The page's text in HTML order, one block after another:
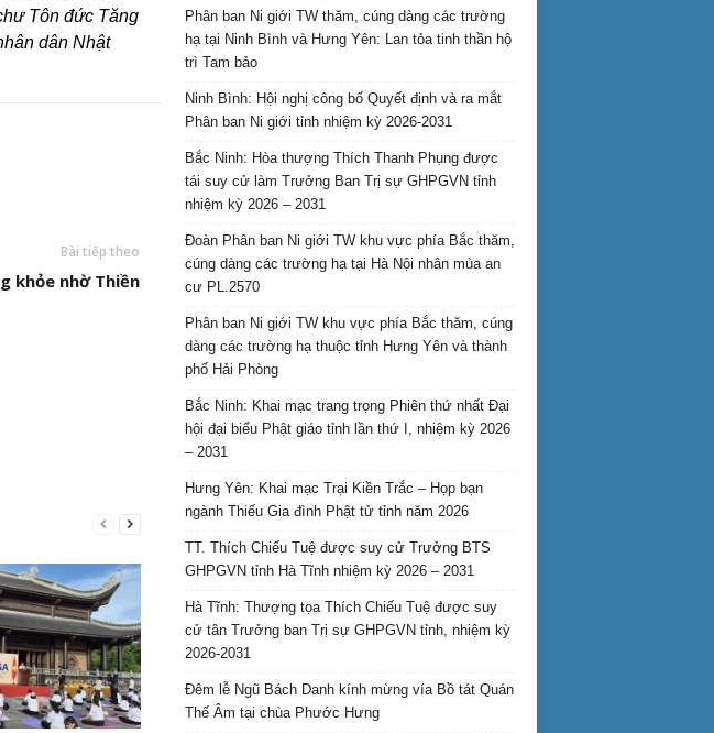
Tôn đức Tăng
dân Nhật
Bài tiếp theo
khỏe nhờ Thiền
Phân ban Ni giới TW thăm, cúng dàng các trường
hạ tại Ninh Bình và Hưng Yên: Lan tỏa tinh thần hộ
trì Tam bảo
Ninh Bình: Hội nghị công bố Quyết định và ra mắt
Phân ban Ni giới tỉnh nhiệm kỳ 2026-2031
Bắc Ninh: Hòa thượng Thích Thanh Phụng được
tái suy cử làm Trưởng Ban Trị sự GHPGVN tỉnh
nhiệm kỳ 2026 – 2031
Đoàn Phân ban Ni giới TW khu vực phía Bắc thăm,
cúng dàng các trường hạ tại Hà Nội nhân mùa an
cư PL.2570
Phân ban Ni giới TW khu vực phía Bắc thăm, cúng
dàng các trường hạ thuộc tỉnh Hưng Yên và thành
phố Hải Phòng
Bắc Ninh: Khai mạc trang trọng Phiên thứ nhất Đại
hội đại biểu Phật giáo tỉnh lần thứ I, nhiệm kỳ 2026
– 2031
Hưng Yên: Khai mạc Trại Kiền Trắc – Họp bạn
ngành Thiếu Gia đình Phật tử tỉnh năm 2026
TT. Thích Chiếu Tuệ được suy cử Trưởng BTS
GHPGVN tỉnh Hà Tĩnh nhiệm kỳ 2026 – 2031
Hà Tĩnh: Thượng tọa Thích Chiếu Tuệ được suy
cử tân Trưởng ban Trị sự GHPGVN tỉnh, nhiệm kỳ
2026-2031
Đêm lễ Ngũ Bách Danh kính mừng vía Bồ tát Quán
Thế Âm tại chùa Phước Hưng